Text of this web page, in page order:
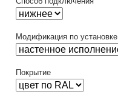
Модификация по установке
Покрытие